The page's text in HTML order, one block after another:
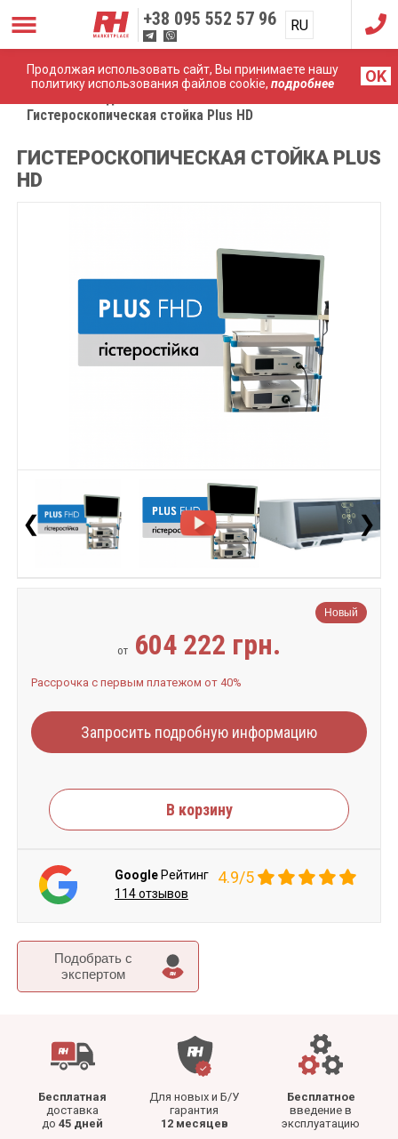
Продолжая использовать сайт, Вы принимаете нашу
политику использования файлов cookie, подробнее OK
+38 095 552 57 96 RU
UA
Гистероскопическая стойка Plus HD
ГИСТЕРОСКОПИЧЕСКАЯ СТОЙКА PLUS
HD
❮ ❯
Подобрать c
экспертом
Бесплатная
доставка
до 45 дней
Для новых и Б/У
гарантия
12 месяцев
Бесплатное
введение в
эксплуатацию
Новый
от 604 222 грн.
Рассрочка с первым платежом от 40%
Запросить подробную информацию
В корзину
Google Рейтинг 4.9/5
114 отзывов